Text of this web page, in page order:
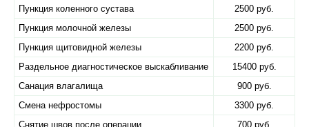
Пункция коленного сустава
2500 руб.
Пункция молочной железы
2500 руб.
Пункция щитовидной железы
2200 руб.
Раздельное диагностическое выскабливание
15400 руб.
Санация влагалища
900 руб.
Смена нефростомы
3300 руб.
Снятие швов после операции
700 руб.